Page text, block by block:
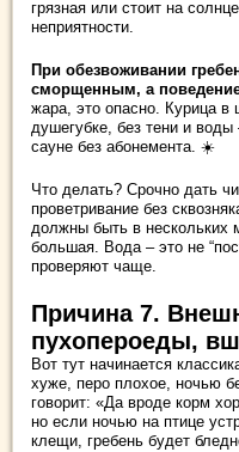
грязная или стоит на
неприятности.
При обезвоживании
сморщенным, а
жара, это опасно. Курица в
душегубке, без тени и
сауне без абонемента. ☀️
Что делать? Срочно дать
проветривание без
должны быть в нескольких
большая. Вода – это не
проверяют чаще.
Причина 7.
пухопероеды,
Вот тут начинается
хуже, перо плохое, ночью
говорит: «Да вроде корм
но если ночью на птице
клещи, гребень будет